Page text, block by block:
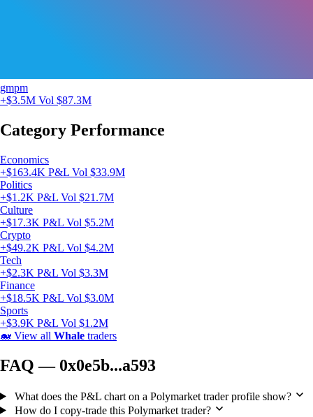
gmpm
+$3.5M Vol $87.3M
Category Performance
Economics
+$163.4K P&L Vol $33.9M
Politics
+$1.2K P&L Vol $21.7M
Culture
+$17.3K P&L Vol $5.2M
Crypto
+$49.2K P&L Vol $4.2M
Tech
+$2.3K P&L Vol $3.3M
Finance
+$18.5K P&L Vol $3.0M
Sports
+$3.9K P&L Vol $1.2M
🐋 View all Whale traders
FAQ — 0x0e5b...a593
What does the P&L chart on a Polymarket trader profile show?
How do I copy-trade this Polymarket trader?